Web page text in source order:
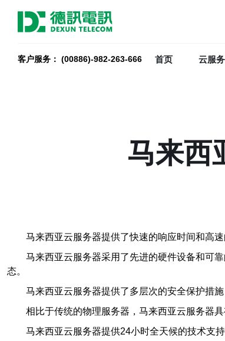
客户服务： (00886)-982-263-666 首页 云服
马来西
马来西亚云服务器提供了快速的响应时间和高
马来西亚云服务器采用了先进的硬件设备和可
态。
马来西亚云服务器提供了多层次的安全保护措
相比于传统的物理服务器，马来西亚云服务器
马来西亚云服务器提供24小时全天候的技术支